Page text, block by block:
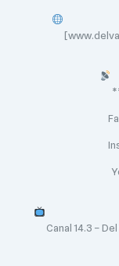
Canal 14.3 –